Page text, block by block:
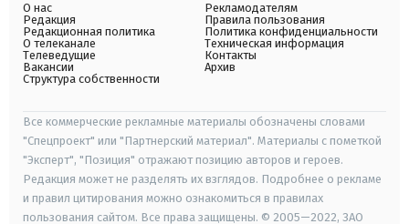
О нас
Редакция
Редакционная политика
О телеканале
Телеведущие
Вакансии
Структура собственности
Рекламодателям
Правила пользования
Политика конфиденциальности
Техническая информация
Контакты
Архив
Все коммерческие рекламные материалы обозначены словами
"Спецпроект" или "Партнерский материал". Материалы с пометкой
"Эксперт", "Позиция" отражают позицию авторов и героев.
Редакция может не разделять их взглядов. Подробнее о рекламе
и правил цитирования можно ознакомиться в правилах
пользования сайтом. Все права защищены. © 2005—2022, ЗАО